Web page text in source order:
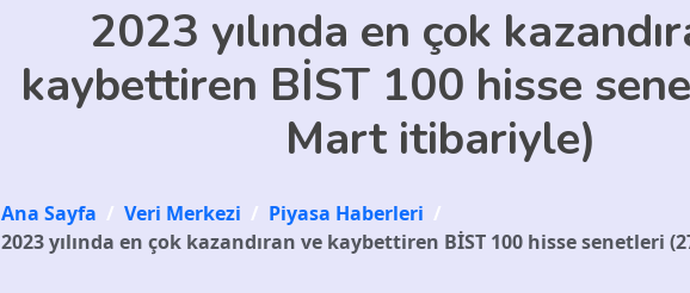
2023 yılında en çok
kaybettiren BİST 100 hisse
Mart itibariyle)
Ana Sayfa / Veri Merkezi / Piyasa Haberleri /
2023 yılında en çok kazandıran ve kaybettiren BİST 100 hisse senetleri